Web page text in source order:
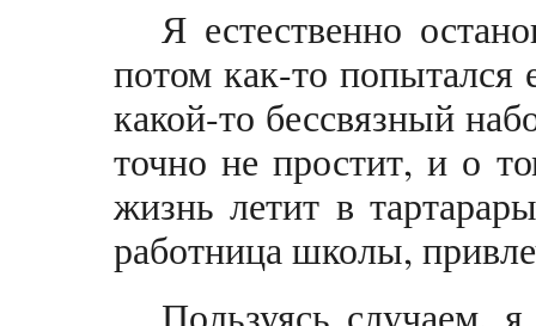
Я естественно
потом как-то попытался
какой-то бессвязный
точно не простит, и о
жизнь летит в
работница школы,